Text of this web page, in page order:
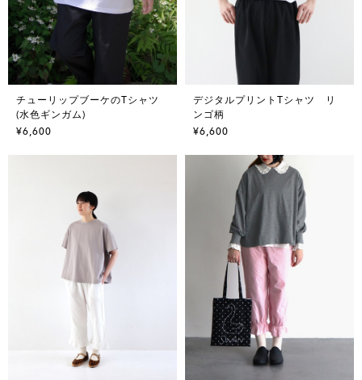
チューリップブーケのTシャツ
(水色ギンガム)
¥6,600
デジタルプリントTシャツ リ
ンゴ柄
¥6,600